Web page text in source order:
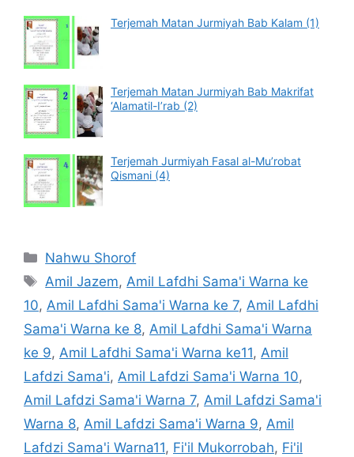
Terjemah Matan Jurmiyah Bab Kalam (1)
Terjemah Matan Jurmiyah Bab Makrifat
‘Alamatil-I’rab (2)
Terjemah Jurmiyah Fasal al-Mu’robat
Qismani (4)
Categories
Nahwu Shorof
Tags
Amil Jazem,Amil Lafdhi Sama'i Warna ke
10, Amil Lafdhi Sama'i Warna ke 7, Amil Lafdhi
Sama'i Warna ke 8, Amil Lafdhi Sama'i Warna
ke 9, Amil Lafdhi Sama'i Warna ke11, Amil
Lafdzi Sama'i, Amil Lafdzi Sama'i Warna 10,
Amil Lafdzi Sama'i Warna 7, Amil Lafdzi Sama'i
Warna 8, Amil Lafdzi Sama'i Warna 9, Amil
Lafdzi Sama'i Warna11, Fi'il Mukorrobah, Fi'il